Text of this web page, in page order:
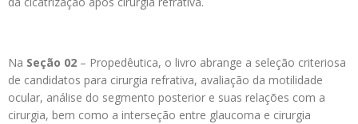
Na Seção 02 – Propedêutica, o livro abrange a seleção criteriosa
de candidatos para cirurgia refrativa, avaliação da motilidade
ocular, análise do segmento posterior e suas relações com a
cirurgia, bem como a interseção entre glaucoma e cirurgia